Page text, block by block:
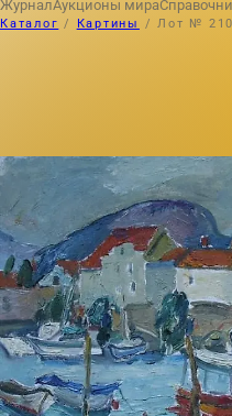
ЖурналАукционы мира
Каталог / Картины / Лот №